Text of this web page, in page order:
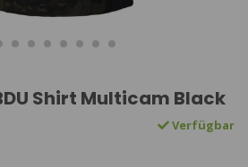
Shirt Multicam Black
Verfügbar